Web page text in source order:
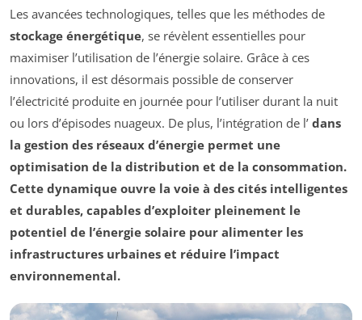
Les avancées technologiques, telles que les méthodes de
stockage énergétique, se révèlent essentielles pour
maximiser l’utilisation de l’énergie solaire. Grâce à ces
innovations, il est désormais possible de conserver
l’électricité produite en journée pour l’utiliser durant la nuit
ou lors d’épisodes nuageux. De plus, l’intégration de l’ dans
la gestion des réseaux d’énergie permet une
optimisation de la distribution et de la consommation.
Cette dynamique ouvre la voie à des cités intelligentes
et durables, capables d’exploiter pleinement le
potentiel de l’énergie solaire pour alimenter les
infrastructures urbaines et réduire l’impact
environnemental.